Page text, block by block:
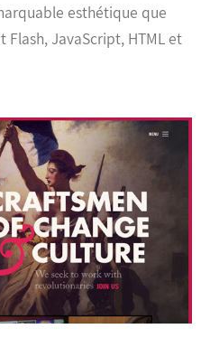
esthétique que
JavaScript, HTML et